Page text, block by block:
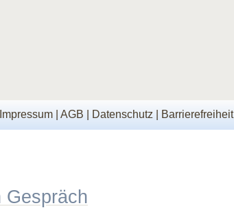
Impressum| AGB Datenschutz Barrierefreiheit
Gespräch